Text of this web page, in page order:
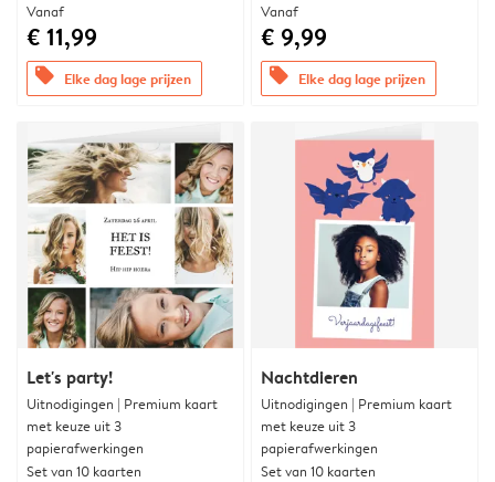
Vanaf
€ 11,99
offers Elke dag lage prijzen
Vanaf
€ 9,99
offers Elke dag lage prijzen
Let's party!
Uitnodigingen | Premium kaart
met keuze uit 3
papierafwerkingen
Set van 10 kaarten
Nachtdieren
Uitnodigingen | Premium kaart
met keuze uit 3
papierafwerkingen
Set van 10 kaarten